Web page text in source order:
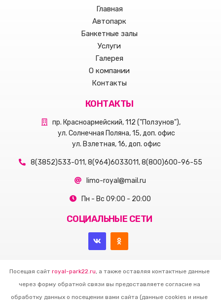
Главная
Автопарк
Банкетные залы
Услуги
Галерея
О компании
Контакты
КОНТАКТЫ
пр. Красноармейский, 112 ("Ползунов"),
ул. Солнечная Поляна, 15, доп. офис
ул. Взлетная, 16, доп. офис
8(3852)533-011, 8(964)6033011, 8(800)600-96-55
limo-royal@mail.ru
Пн - Вс 09:00 - 20:00
СОЦИАЛЬНЫЕ СЕТИ
Посещая сайт royal-park22.ru, а также оставляя контактные данные
через форму обратной связи вы предоставляете согласие на
обработку данных о посещении вами сайта (данные cookies и иные